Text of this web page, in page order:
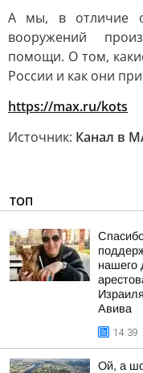
А мы, в отличие
вооружений
помощи. О том,
России и как они
https://max.ru/kots
Источник: Канал в
ТОП
нашего
Авива
14:39
Ой, а шо